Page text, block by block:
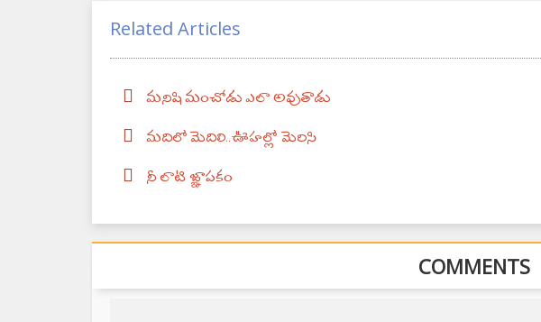
Related Articles
మనిషి మంచోడు ఎలా అవుతాడు
మదిలో మెదిలి..ఊహల్లో మెరిసి
నీ లాటి జ్ఞాపకం
COMMENTS